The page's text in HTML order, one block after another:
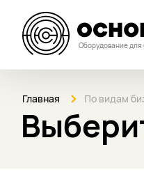
Оборудование для
Главная По видам